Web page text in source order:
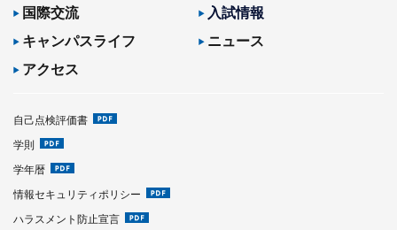
国際交流
入試情報
キャンパスライフ
ニュース
アクセス
自己点検評価書
学則
学年暦
情報セキュリティポリシー
ハラスメント防止宣言